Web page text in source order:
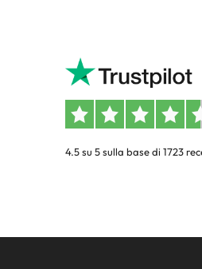
4.5 su 5 sulla base di 1723